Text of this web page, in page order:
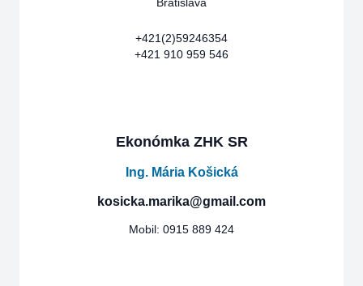
+421(2)59246354
+421 910 959 546
Ekonómka ZHK SR
Ing. Mária Košická
kosicka.marika@gmail.com
Mobil: 0915 889 424